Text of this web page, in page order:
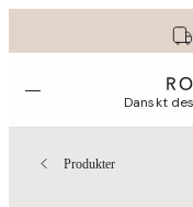
Öppna menyn Danskt
Produkter